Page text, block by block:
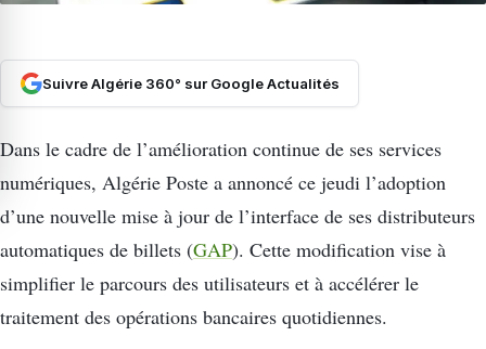
Suivre Algérie 360° sur Google Actualités
Dans le cadre de l’amélioration continue de ses services
numériques, Algérie Poste a annoncé ce jeudi l’adoption
d’une nouvelle mise à jour de l’interface de ses distributeurs
automatiques de billets (GAP). Cette modification vise à
simplifier le parcours des utilisateurs et à accélérer le
traitement des opérations bancaires quotidiennes.